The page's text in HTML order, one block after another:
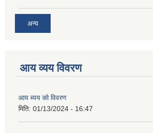
अन्य
आय व्यय विवरण
आय ब्यय को विवरण
मिति: 01/13/2024 - 16:47